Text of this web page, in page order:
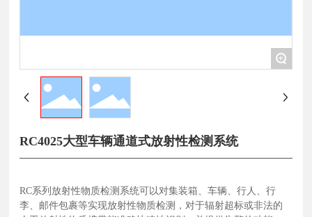
+
RC4025大型车辆通道式放射性检测系统
RC系列放射性物质检测系统可以对集装箱、车辆、行人、行
李、邮件包裹等实现放射性物质检测，对于辐射超标或非法的